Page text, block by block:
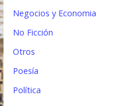
Negocios y Economia
No Ficción
Otros
Poesía
Política